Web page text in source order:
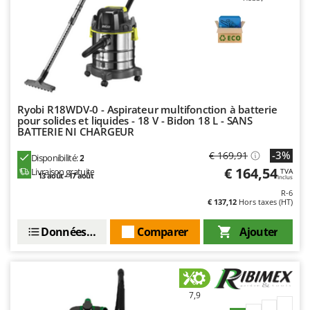
Mastercook
Masterpro
McCulloch
MCH
Michelin
Mille
Minox
Mockmill
MOVA
Ryobi R18WDV-0 - Aspirateur multifonction à batterie
pour solides et liquides - 18 V - Bidon 18 L - SANS
BATTERIE NI CHARGEUR
Disponibilité:2
Livraison gratuite
13 août - 17 août
€ 169,91 -3%
€ 164,54 TVA
Inclus
R-6
€ 137,12 Hors taxes (HT)
Ajouter
Comparer
Données techniques
7,9